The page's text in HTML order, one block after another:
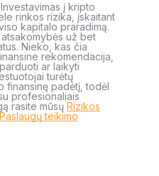
į kripto
rinkos rizika, įskaitant
kapitalo praradimą.
už bet
Nieko, kas čia
rekomendacija,
ar laikyti
turėtų
finansinę padėtį, todėl
profesionaliais
rasite mūsų Rizikos
Paslaugų teikimo